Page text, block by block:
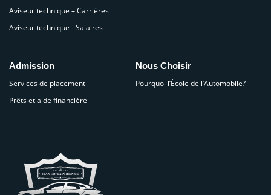
Aviseur technique – Carrières
Aviseur technique - Salaires
Admission
Services de placement
Prêts et aide financière
Nous Choisir
Pourquoi l’École de l’Automobile?